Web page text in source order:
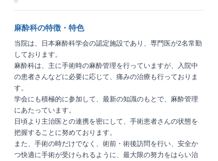
麻酔科の特徴・特色
当院は、日本麻酔科学会の認定施設であり、専門医が2名常勤
しております。
麻酔科は、主に手術時の麻酔管理を行っていますが、入院中
の患者さんなどに必要に応じて、痛みの治療も行っておりま
す。
学会にも積極的に参加して、最新の知識のもとで、麻酔管理
にあたっています。
日頃より主治医との連携を密にして、手術患者さんの状態を
把握することに努めております。
また、手術の時だけでなく、術前・術後訪問を行い、安全か
つ快適に手術が受けられるように、最大限の努力をはらい治